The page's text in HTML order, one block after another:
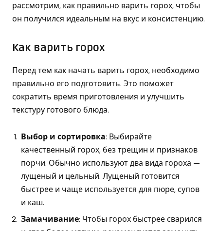
рассмотрим, как правильно варить горох, чтобы
он получился идеальным на вкус и консистенцию.
Как варить горох
Перед тем как начать варить горох, необходимо
правильно его подготовить. Это поможет
сократить время приготовления и улучшить
текстуру готового блюда.
Выбор и сортировка: Выбирайте
качественный горох, без трещин и признаков
порчи. Обычно используют два вида гороха —
лущеный и цельный. Лущеный готовится
быстрее и чаще используется для пюре, супов
и каш.
Замачивание: Чтобы горох быстрее сварился